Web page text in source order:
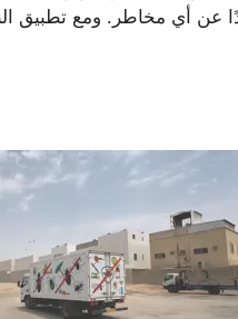
عن أي مخاطر. ومع تطبيق